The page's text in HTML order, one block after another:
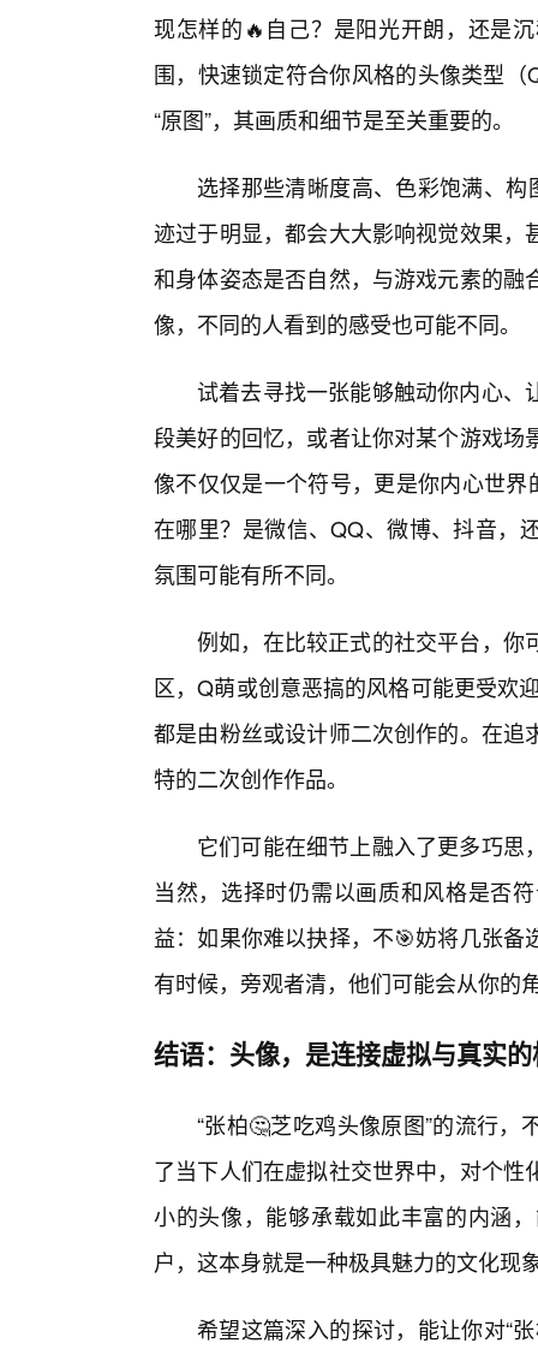
现怎样的🔥自己？是阳光开朗，还是
围，快速锁定符合你风格的头像类型
“原图”，其画质和细节是至关重要的。
选择那些清晰度高、色彩饱满、
迹过于明显，都会大大影响视觉效果
和身体姿态是否自然，与游戏元素的
像，不同的人看到的感受也可能不同。
试着去寻找一张能够触动你内心、
段美好的回忆，或者让你对某个游戏
像不仅仅是一个符号，更是你内心世
在哪里？是微信、QQ、微博、抖音，
氛围可能有所不同。
例如，在比较正式的社交平台，你
区，Q萌或创意恶搞的风格可能更受欢
都是由粉丝或设计师二次创作的。在
特的二次创作作品。
它们可能在细节上融入了更多巧
当然，选择时仍需以画质和风格是否
益：如果你难以抉择，不🎯妨将几张
有时候，旁观者清，他们可能会从你的
结语：头像，是连接虚拟与真实
“张柏🤔芝吃鸡头像原图”的流行
了当下人们在虚拟社交世界中，对个
小的头像，能够承载如此丰富的内涵
户，这本身就是一种极具魅力的文化现
希望这篇深入的探讨，能让你对“